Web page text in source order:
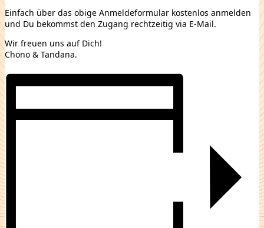
Einfach über das obige Anmeldeformular kostenlos anmelden
und Du bekommst den Zugang rechtzeitig via E-Mail.
Wir freuen uns auf Dich!
Chono & Tandana.